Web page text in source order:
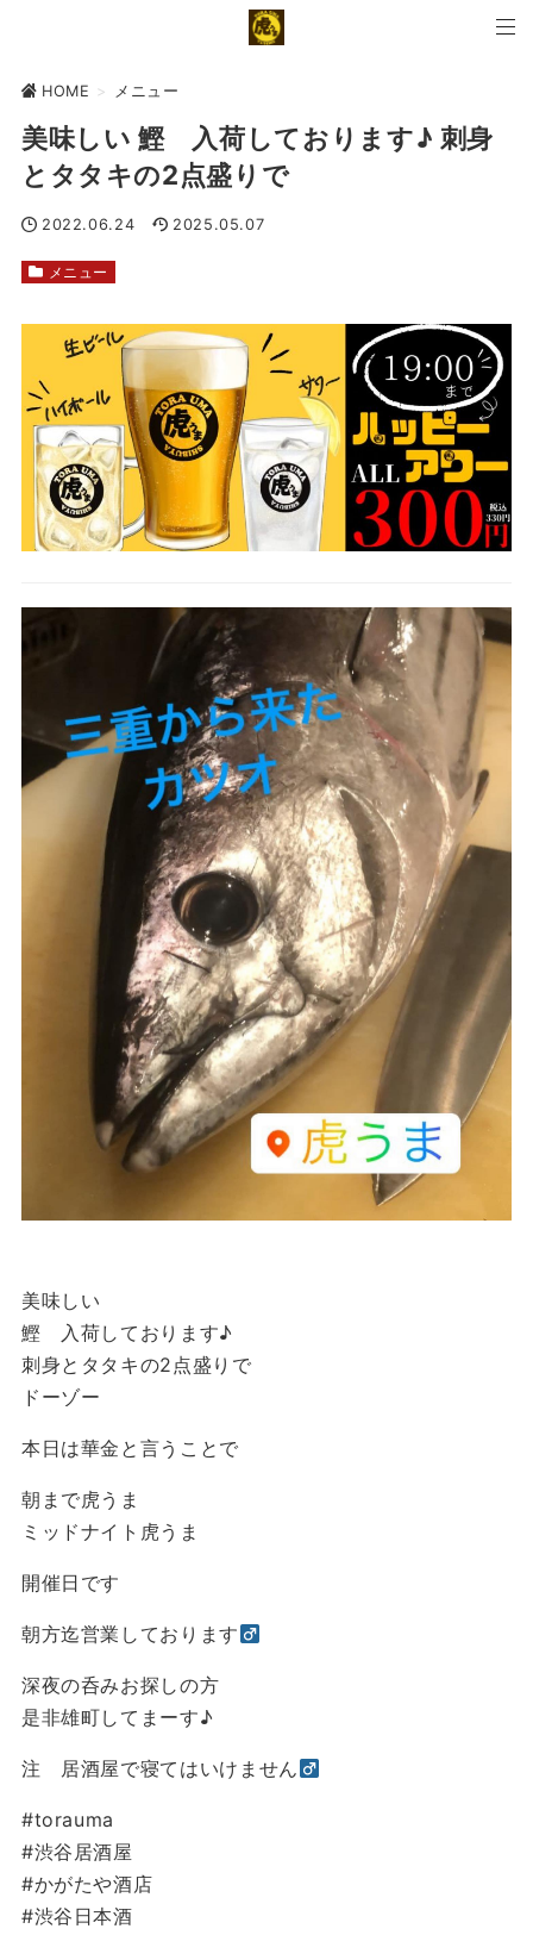
HOME > メニュー
美味しい 鰹 入荷しております♪ 刺身
とタタキの2点盛りで
2022.06.24 2025.05.07
メニュー
美味しい
鰹 入荷しております♪
刺身とタタキの2点盛りで
ドーゾー
本日は華金と言うことで
朝まで虎うま
ミッドナイト虎うま
開催日です
朝方迄営業しております‍
深夜の呑みお探しの方
是非雄町してまーす♪
注 居酒屋で寝てはいけません‍
#torauma
#渋谷居酒屋
#かがたや酒店
#渋谷日本酒